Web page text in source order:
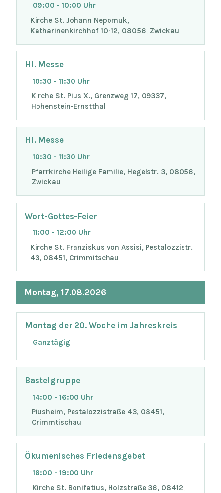
09:00 - 10:00 Uhr
Kirche St. Johann Nepomuk,
Katharinenkirchhof 10-12, 08056, Zwickau
Hl. Messe
10:30 - 11:30 Uhr
Kirche St. Pius X., Grenzweg 17, 09337,
Hohenstein-Ernstthal
Hl. Messe
10:30 - 11:30 Uhr
Pfarrkirche Heilige Familie, Hegelstr. 3, 08056,
Zwickau
Wort-Gottes-Feier
11:00 - 12:00 Uhr
Kirche St. Franziskus von Assisi, Pestalozzistr.
43, 08451, Crimmitschau
Montag, 17.08.2026
Montag der 20. Woche im Jahreskreis
Ganztägig
Bastelgruppe
14:00 - 16:00 Uhr
Piusheim, Pestalozzistraße 43, 08451,
Crimmtischau
Ökumenisches Friedensgebet
18:00 - 19:00 Uhr
Kirche St. Bonifatius, Holzstraße 36, 08412,